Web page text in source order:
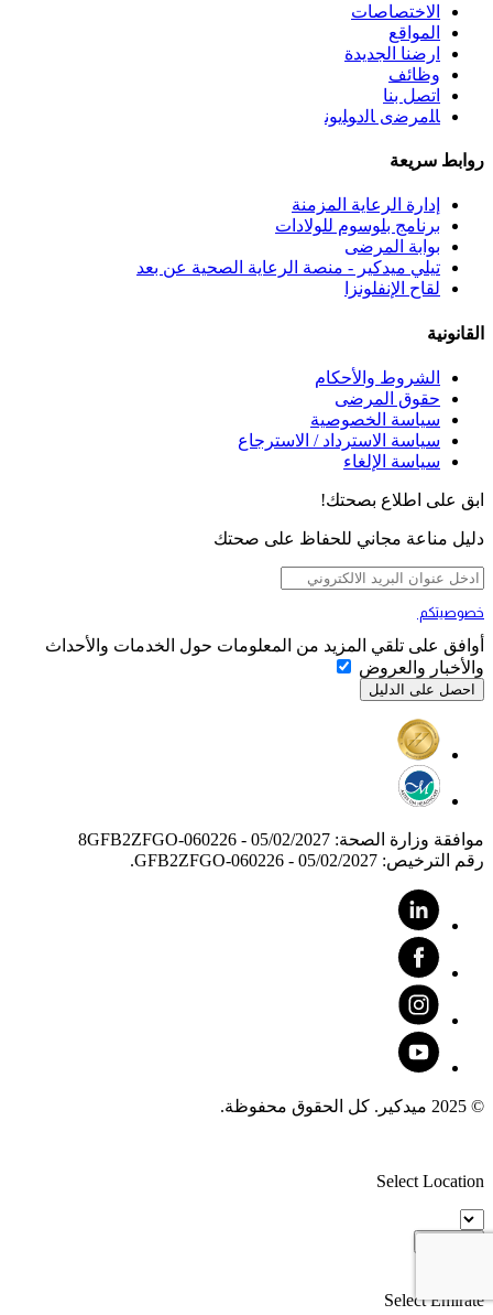
الاختصاصات
المواقع
ارضنا الجديدة
وظائف
اتصل بنا
ﺎﻠﻣﺮﺿﻯ ﺎﻟﺩﻮﻠﻳﻮﻧ
روابط سريعة
إدارة الرعاية المزمنة
برنامج بلوسوم للولادات
بوابة المرضى
تيلي ميدكير - منصة الرعاية الصحية عن بعد
لقاح الإنفلونزا
القانونية
الشروط والأحكام
حقوق المرضى
سياسة الخصوصية
سياسة الاسترداد / الاسترجاع
سياسة الإلغاء
ابق على اطلاع بصحتك!
دليل مناعة مجاني للحفاظ على صحتك
خصوصيتكم
أوافق على تلقي المزيد من المعلومات حول الخدمات والأحداث
والأخبار والعروض
موافقة وزارة الصحة: 8GFB2ZFGO-060226 - 05/02/2027
رقم الترخيص: GFB2ZFGO-060226 - 05/02/2027.
© 2025 ميدكير. كل الحقوق محفوظة.
Select Location
Select Emirate